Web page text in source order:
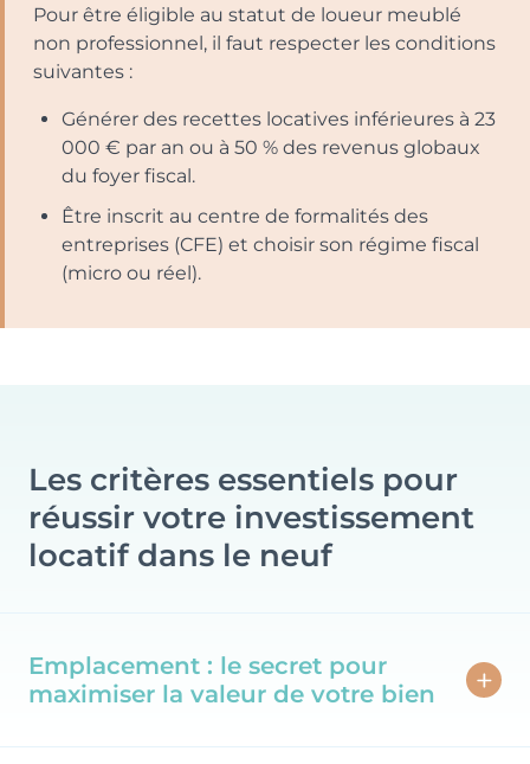
Pour être éligible au statut de loueur meublé
non professionnel, il faut respecter les conditions
suivantes :
Générer des recettes locatives inférieures à 23
000 € par an ou à 50 % des revenus globaux
du foyer fiscal.
Être inscrit au centre de formalités des
entreprises (CFE) et choisir son régime fiscal
(micro ou réel).
Les critères essentiels pour
réussir votre investissement
locatif dans le neuf
Emplacement : le secret pour
maximiser la valeur de votre bien